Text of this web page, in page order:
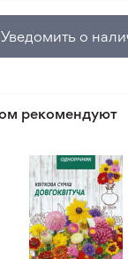
Уведомить о
рекомендуют